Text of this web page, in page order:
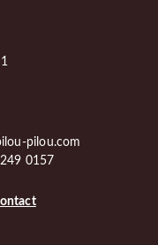
pilou.com
0157